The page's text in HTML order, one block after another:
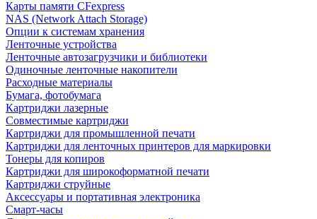
Карты памяти CFexpress
NAS (Network Attach Storage)
Опции к системам хранения
Ленточные устройства
Ленточные автозагрузчики и библиотеки
Одиночные ленточные накопители
Расходные материалы
Бумага, фотобумага
Картриджи лазерные
Совместимые картриджи
Картриджи для промышленной печати
Картриджи для ленточных принтеров для маркировки
Тонеры для копиров
Картриджи для широкоформатной печати
Картриджи струйные
Аксессуары и портативная электроника
Смарт-часы